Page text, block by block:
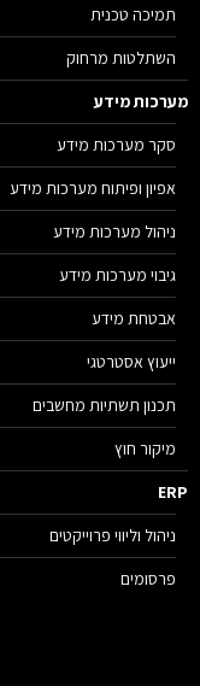
תמיכה טכנית
השתלטות מרחוק
מידע
סקר מערכות מידע
אפיון ופיתוח מערכות מידע
ניהול מערכות מידע
גיבוי מערכות מידע
אבטחת מידע
ייעוץ אסטרטגי
תכנון תשתיות מחשבים
מיקור חוץ
ניהול וליווי פרוייקטים
פרסומים